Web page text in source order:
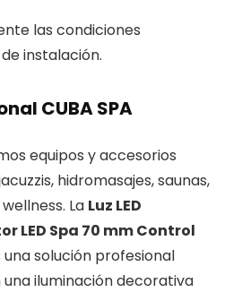
las condiciones
instalación.
CUBA SPA
equipos y accesorios
hidromasajes, saunas,
La Luz LED
LED Spa 70 mm Control
una solución profesional
iluminación decorativa